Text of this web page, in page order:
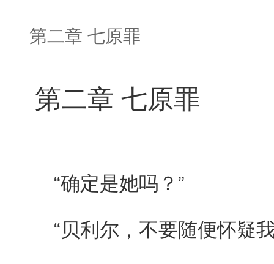
第二章 七原罪
第二章 七原罪
“确定是她吗？”
“贝利尔，不要随便怀疑我